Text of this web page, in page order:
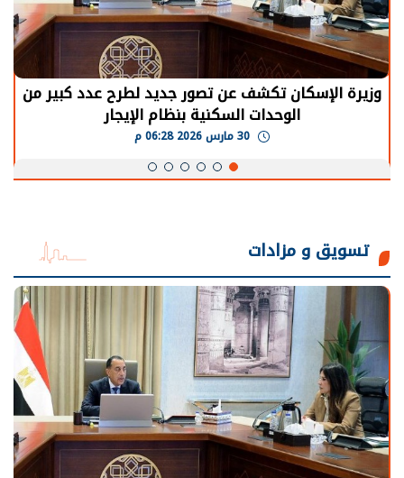
وزيرة الإسكان تكشف عن تصور جديد لطرح عدد كبير من
الوحدات السكنية بنظام الإيجار
تسويق و مزادات